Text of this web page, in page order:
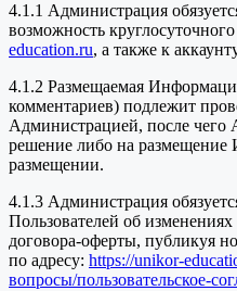
4.1.1 Администрация
возможность
education.ru, а также к
4.1.2 Размещаемая
комментариев) подлежит
Администрацией, после чего
решение либо на размещение
размещении.
4.1.3 Администрация
Пользователей об
договора-оферты, публикуя
по адресу: https://unikor-
вопросы/пользовательское-